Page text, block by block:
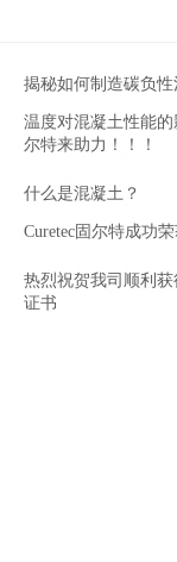
揭秘如何制造碳负性
温度对混凝土性能的
尔特来助力！！！
什么是混凝土？
Curetec固尔特成功
热烈祝贺我司顺利获
证书